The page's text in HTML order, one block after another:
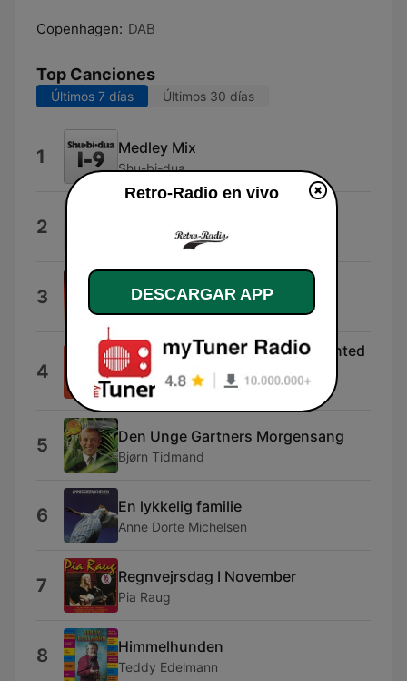
Copenhagen: DAB
Top Canciones
Últimos 7 días Últimos 30 días
1 Medley Mix
Shu-bi-dua
2 Dodo & The Dodos
3 Mandalay
4
Barbra Streisand (The Most Wanted
Woman) [Radio Mix]
Boney M.
5 Den Unge Gartners Morgensang
Bjørn Tidmand
6 En lykkelig familie
Anne Dorte Michelsen
7 Regnvejrsdag I November
Pia Raug
8 Himmelhunden
Teddy Edelmann
Retro-Radio en vivo
DESCARGAR APP